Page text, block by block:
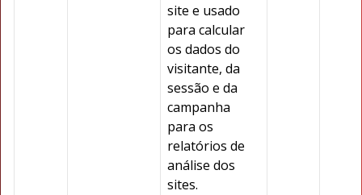
site e usado
para calcular
os dados do
visitante, da
sessão e da
campanha
para os
relatórios de
análise dos
sites.